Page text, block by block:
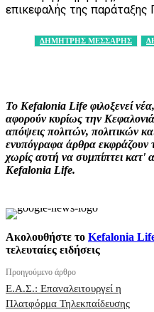
επικεφαλής της παράταξης
ΔΗΜΗΤΡΗΣ ΜΕΣΣΑΡΗΣ
Το Kefalonia Life φιλοξενεί
αφορούν κυρίως την
απόψεις πολιτών, πολιτικών
ενυπόγραφα άρθρα
χωρίς αυτή να συμπίπτει
Kefalonia Life.
Ακολουθήστε το Kefalonia
τελευταίες ειδήσεις
Προηγούμενο άρθρο
Ε.Α.Σ.: Επαναλειτουργεί η
Πλατφόρμα Τηλεκπαίδευσης